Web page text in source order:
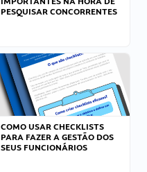
PESQUISAR CONCORRENTES
COMO USAR CHECKLISTS
PARA FAZER A GESTÃO DOS
SEUS FUNCIONÁRIOS